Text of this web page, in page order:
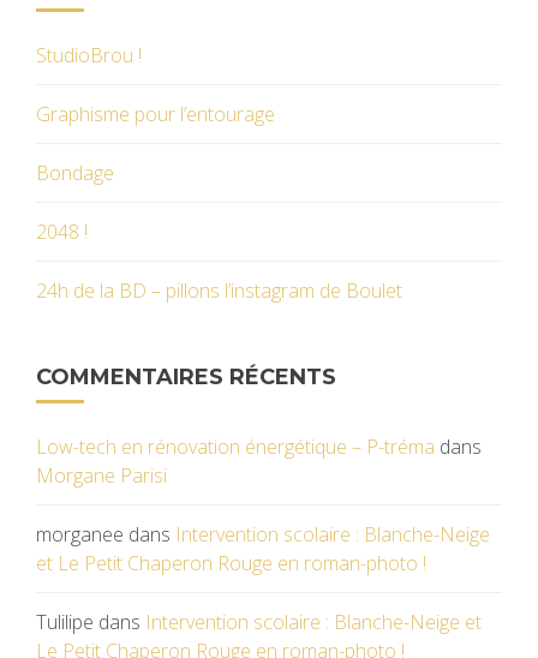
StudioBrou !
Graphisme pour l’entourage
Bondage
2048 !
24h de la BD – pillons l’instagram de Boulet
COMMENTAIRES RÉCENTS
Low-tech en rénovation énergétique – P-tréma dans
Morgane Parisi
morganee dans Intervention scolaire : Blanche-Neige
et Le Petit Chaperon Rouge en roman-photo !
Tulilipe dans Intervention scolaire : Blanche-Neige et
Le Petit Chaperon Rouge en roman-photo !